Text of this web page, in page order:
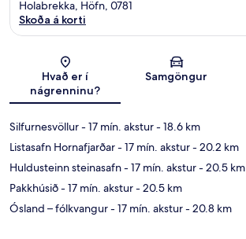
Kort
Holabrekka, Höfn, 0781
Skoða á korti
Hvað er í
nágrenninu?
Samgöngur
Silfurnesvöllur- 17 mín. akstur- 18.6 km
Listasafn Hornafjarðar- 17 mín. akstur- 20.2 km
Huldusteinn steinasafn- 17 mín. akstur- 20.5 km
Pakkhúsið- 17 mín. akstur- 20.5 km
Ósland – fólkvangur- 17 mín. akstur- 20.8 km